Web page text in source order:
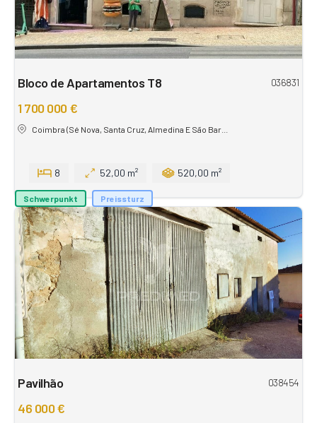
Bloco de Apartamentos T8 036831
1 700 000 €
Coimbra (Sé Nova, Santa Cruz, Almedina E São Bar...
8 52,00 m² 520,00 m²
Schwerpunkt Preissturz
Pavilhão 038454
46 000 €